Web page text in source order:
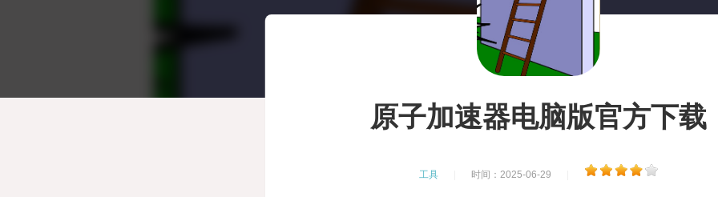
原子加速器电脑版官方下载
工具 时间：2025-06-29